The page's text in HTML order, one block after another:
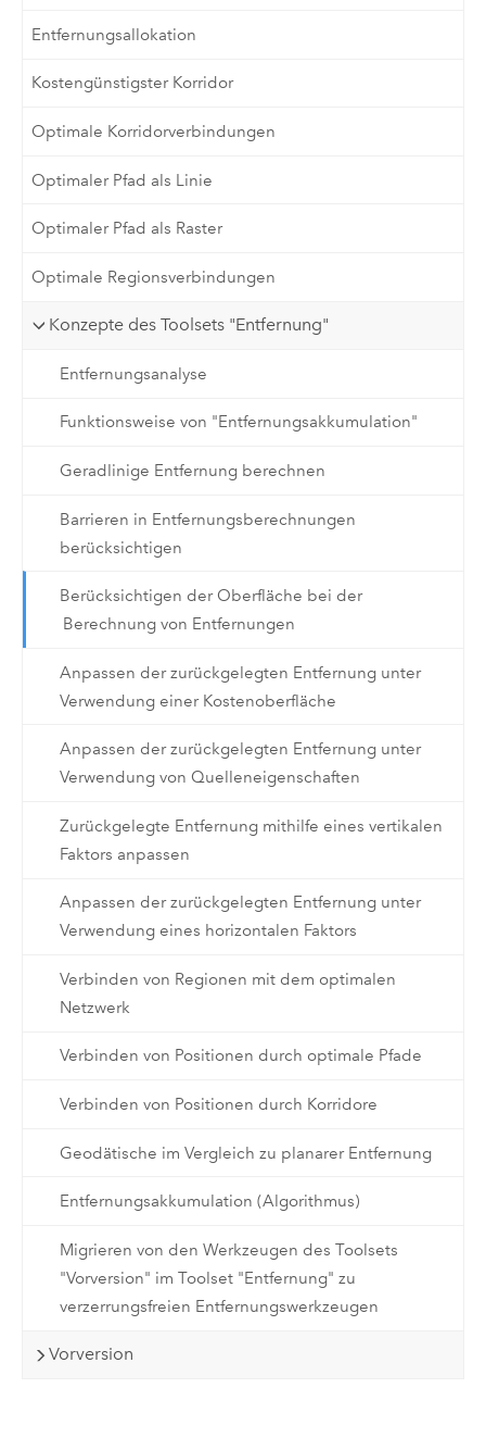
Entfernungsallokation
Kostengünstigster Korridor
Optimale Korridorverbindungen
Optimaler Pfad als Linie
Optimaler Pfad als Raster
Optimale Regionsverbindungen
Konzepte des Toolsets "Entfernung"
Entfernungsanalyse
Funktionsweise von "Entfernungsakkumulation"
Geradlinige Entfernung berechnen
Barrieren in Entfernungsberechnungen
berücksichtigen
Berücksichtigen der Oberfläche bei der
Berechnung von Entfernungen
Anpassen der zurückgelegten Entfernung unter
Verwendung einer Kostenoberfläche
Anpassen der zurückgelegten Entfernung unter
Verwendung von Quelleneigenschaften
Zurückgelegte Entfernung mithilfe eines vertikalen
Faktors anpassen
Anpassen der zurückgelegten Entfernung unter
Verwendung eines horizontalen Faktors
Verbinden von Regionen mit dem optimalen
Netzwerk
Verbinden von Positionen durch optimale Pfade
Verbinden von Positionen durch Korridore
Geodätische im Vergleich zu planarer Entfernung
Entfernungsakkumulation (Algorithmus)
Migrieren von den Werkzeugen des Toolsets
"Vorversion" im Toolset "Entfernung" zu
verzerrungsfreien Entfernungswerkzeugen
Vorversion